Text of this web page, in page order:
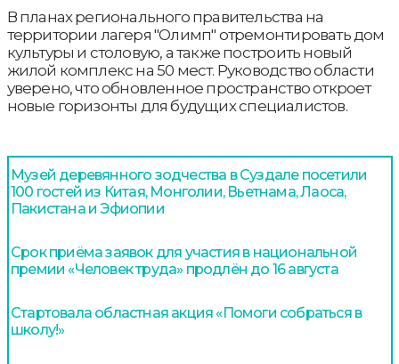
В планах регионального правительства на
территории лагеря "Олимп" отремонтировать дом
культуры и столовую, а также построить новый
жилой комплекс на 50 мест. Руководство области
уверено, что обновленное пространство откроет
новые горизонты для будущих специалистов.
Музей деревянного зодчества в Суздале посетили
100 гостей из Китая, Монголии, Вьетнама, Лаоса,
Пакистана и Эфиопии
Срок приёма заявок для участия в национальной
премии «Человек труда» продлён до 16 августа
Стартовала областная акция «Помоги собраться в
школу!»